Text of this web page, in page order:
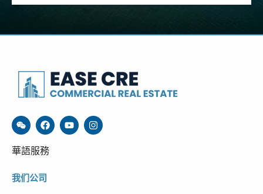
華語服務
我们公司